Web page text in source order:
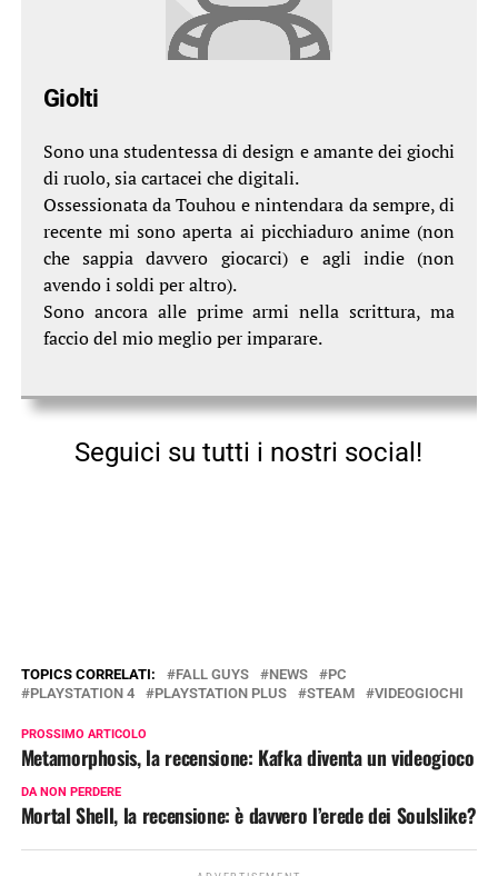
Giolti
Sono una studentessa di design e amante dei giochi
di ruolo, sia cartacei che digitali.
Ossessionata da Touhou e nintendara da sempre, di
recente mi sono aperta ai picchiaduro anime (non
che sappia davvero giocarci) e agli indie (non
avendo i soldi per altro).
Sono ancora alle prime armi nella scrittura, ma
faccio del mio meglio per imparare.
Seguici su tutti i nostri social!
TOPICS CORRELATI: FALL GUYS NEWS
PC
PLAYSTATION 4
PLAYSTATION PLUS STEAM VIDEOGIOCHI
PROSSIMO ARTICOLO
Metamorphosis, la recensione: Kafka diventa un videogioco
DA NON PERDERE
Mortal Shell, la recensione: è davvero l’erede dei Soulslike?